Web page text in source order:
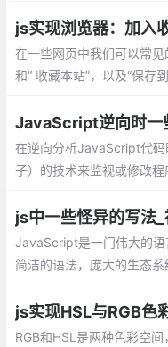
在一些网页中我们可以常见
和“ 收藏本站”，以及“保存
实现方法，完美兼容
JavaScript逆向时一
在逆向分析JavaScript代
子）的技术来监视或修改
js中一些怪异的写法
JavaScript是一门伟大的语
简洁的语法，庞大的生态
js实现HSL与RGB色
RGB和HSL是两种色彩空